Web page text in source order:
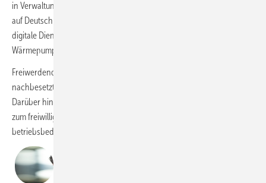
in Verwaltungsbereichen rund 700 Stellen. Davon entfallen etwa 300
auf Deutschland. Gleichzeitig werde die Kapazität für kundennahe und
digitale Dienstleistungen auch personell weiter gestärkt und das
Wärmepumpenportfolio mit unveränderter Energie erweitert.
Freiwerdende Stellen im Verwaltungsbereich werden daher nicht
nachbesetzt und vorgezogene Ruhestandsregelungen ermöglicht.
Darüber hinaus bietet das Unternehmen Angestellten ein Programm
zum freiwilligen Unternehmensaustritt an. Ziel der Angebote sei es,
betriebsbedingte Kündigungen zu vermeiden.